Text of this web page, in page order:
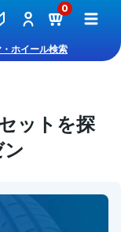
0
・ホイール検索
ットを探